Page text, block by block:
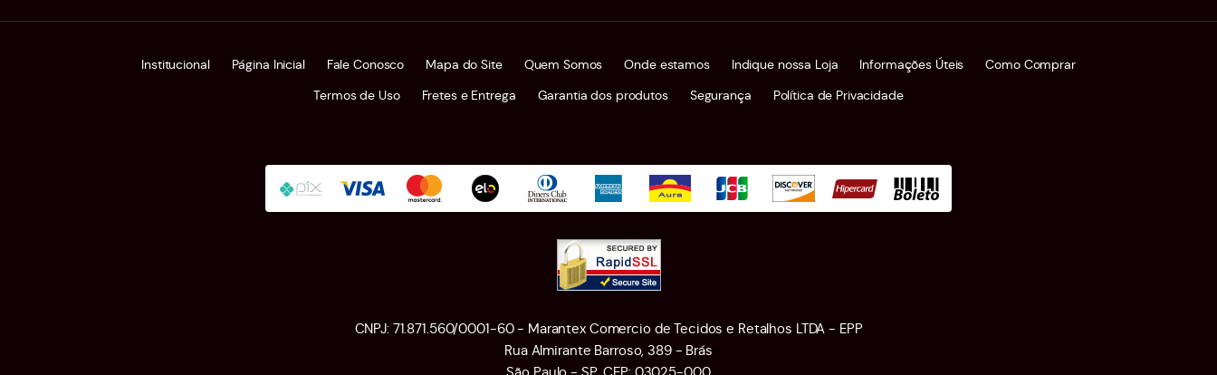
Institucional Página Inicial Fale Conosco Mapa do Site Quem Somos Onde estamos Indique nossa Loja Informações Úteis
Como Comprar
Termos de Uso
Fretes e Entrega Garantia dos produtos Segurança Política de Privacidade
CNPJ: 71.871.560/0001-60 - Marantex Comercio de Tecidos e Retalhos LTDA - EPP
Rua Almirante Barroso, 389- Brás